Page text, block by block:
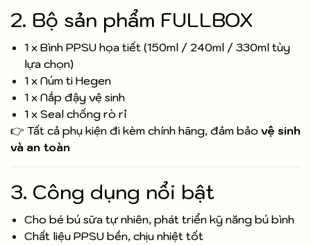
2. Bộ sản phẩm FULLBOX
1 x Bình PPSU họa tiết (150ml / 240ml / 330ml tùy
lựa chọn)
1 x Núm ti Hegen
1 x Nắp đậy vệ sinh
1 x Seal chống rò rỉ
👉 Tất cả phụ kiện đi kèm chính hãng, đảm bảo vệ sinh
và an toàn
3. Công dụng nổi bật
Cho bé bú sữa tự nhiên, phát triển kỹ năng bú bình
Chất liệu PPSU bền, chịu nhiệt tốt